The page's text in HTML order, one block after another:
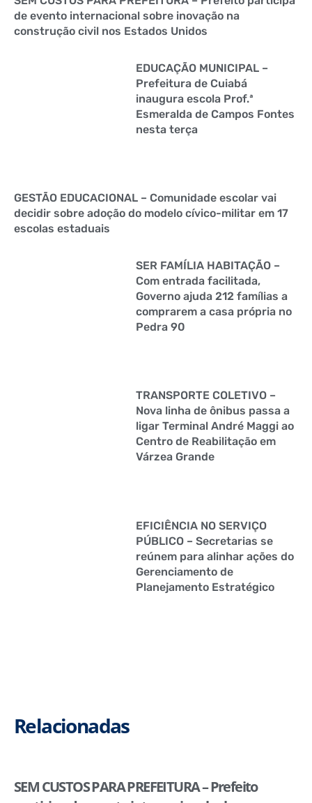
de evento internacional sobre inovação na
construção civil nos Estados Unidos
EDUCAÇÃO MUNICIPAL –
Prefeitura de Cuiabá
inaugura escola Prof.ª
Esmeralda de Campos Fontes
nesta terça
GESTÃO EDUCACIONAL – Comunidade escolar vai
decidir sobre adoção do modelo cívico-militar em 17
escolas estaduais
SER FAMÍLIA HABITAÇÃO –
Com entrada facilitada,
Governo ajuda 212 famílias a
comprarem a casa própria no
Pedra 90
TRANSPORTE COLETIVO –
Nova linha de ônibus passa a
ligar Terminal André Maggi ao
Centro de Reabilitação em
Várzea Grande
EFICIÊNCIA NO SERVIÇO
PÚBLICO – Secretarias se
reúnem para alinhar ações do
Gerenciamento de
Planejamento Estratégico
Relacionadas
SEM CUSTOS PARA PREFEITURA – Prefeito